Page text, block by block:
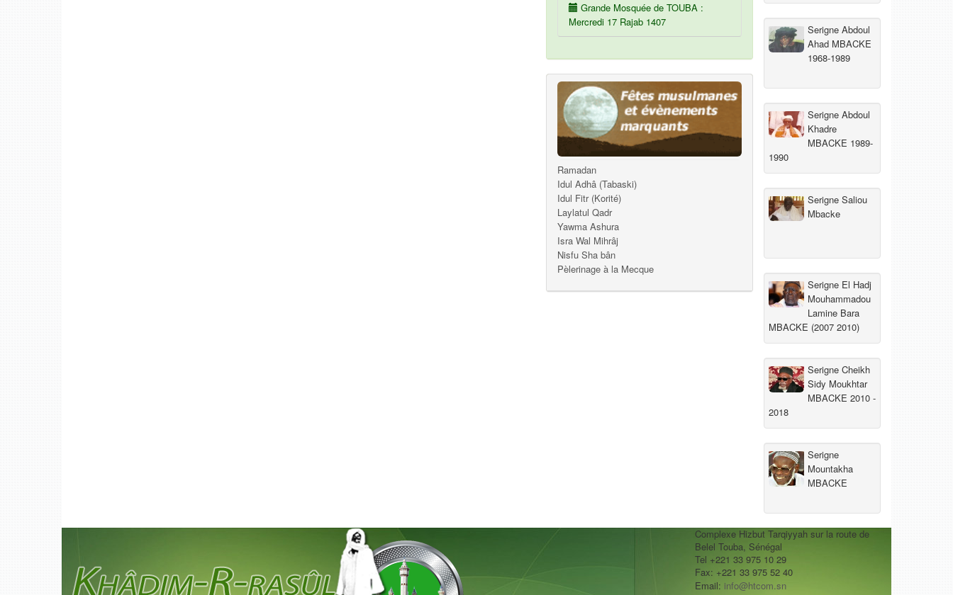
Grande Mosquée de TOUBA :
Mercredi 17 Rajab 1407
Ramadan
Idul Adhâ (Tabaski)
Idul Fitr (Korité)
Laylatul Qadr
Yawma Ashura
Isra Wal Mihrâj
Nisfu Sha bân
Pèlerinage à la Mecque
Serigne Abdoul
Ahad MBACKE
1968-1989
Serigne Abdoul
Khadre
MBACKE 1989-
1990
Serigne Saliou
Mbacke
Serigne El Hadj
Mouhammadou
Lamine Bara
MBACKE (2007 2010)
Serigne Cheikh
Sidy Moukhtar
MBACKE 2010 -
2018
Serigne
Mountakha
MBACKE
Complexe Hizbut Tarqiyyah sur la route de
Belel Touba, Sénégal
Tel +221 33 975 10 29
Fax: +221 33 975 52 40
Email: info@htcom.sn